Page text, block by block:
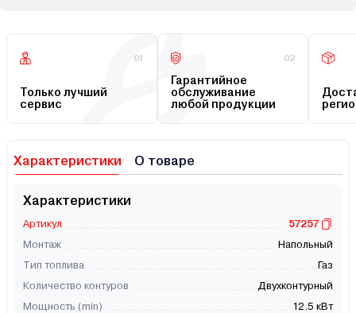
01
Только лучший
сервис
02
Гарантийное
обслуживание
любой продукции
Характеристики О товаре
Характеристики
Артикул
57257
Монтаж
Напольный
Тип топлива
Газ
Количество контуров
Двухконтурный
Мощность (min)
12.5 кВт